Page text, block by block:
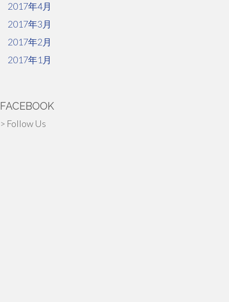
2017年4月
2017年3月
2017年2月
2017年1月
FACEBOOK
> Follow Us